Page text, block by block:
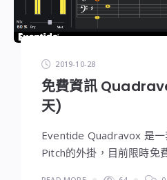
2019-10-28
免費資訊
天)
Eventide Quadravox 是
Pitch的外掛，目前限時免